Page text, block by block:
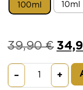
100ml 10ml
39,90€
– +